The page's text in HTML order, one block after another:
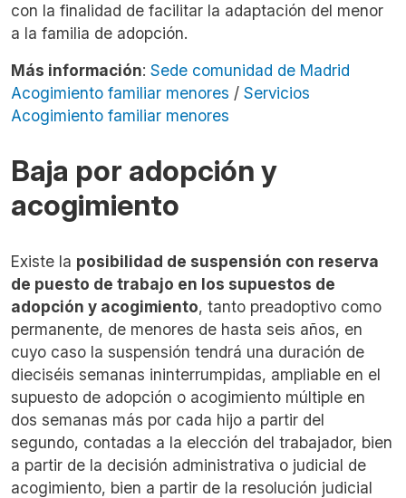
con la finalidad de facilitar la adaptación del menor
a la familia de adopción.
Más información: Sede comunidad de Madrid
Acogimiento familiar menores / Servicios
Acogimiento familiar menores
Baja por adopción y
acogimiento
Existe la posibilidad de suspensión con reserva
de puesto de trabajo en los supuestos de
adopción y acogimiento, tanto preadoptivo como
permanente, de menores de hasta seis años, en
cuyo caso la suspensión tendrá una duración de
dieciséis semanas ininterrumpidas, ampliable en el
supuesto de adopción o acogimiento múltiple en
dos semanas más por cada hijo a partir del
segundo, contadas a la elección del trabajador, bien
a partir de la decisión administrativa o judicial de
acogimiento, bien a partir de la resolución judicial